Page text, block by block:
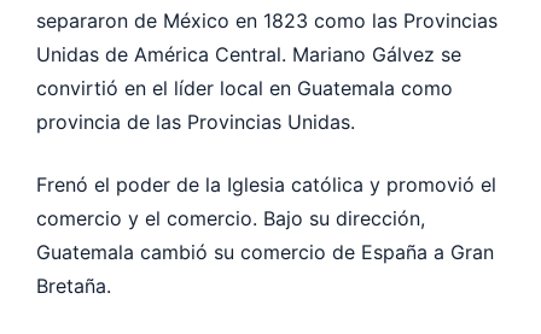
separaron de México en 1823 como las Provincias
Unidas de América Central. Mariano Gálvez se
convirtió en el líder local en Guatemala como
provincia de las Provincias Unidas.
Frenó el poder de la Iglesia católica y promovió el
comercio y el comercio. Bajo su dirección,
Guatemala cambió su comercio de España a Gran
Bretaña.